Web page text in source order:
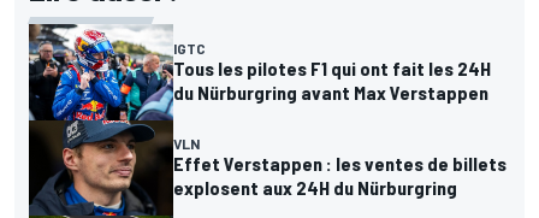
IGTC
Tous les pilotes F1 qui ont fait les 24H
du Nürburgring avant Max Verstappen
VLN
Effet Verstappen : les ventes de billets
explosent aux 24H du Nürburgring